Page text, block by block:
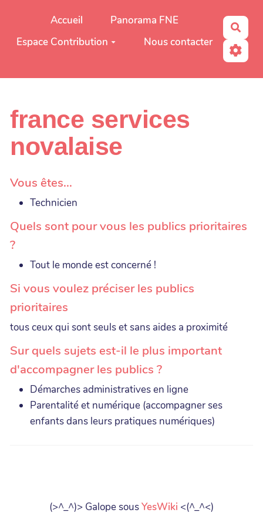
Aller au contenu principal
Accueil
Panorama FNE
Espace Contribution
Nous contacter
france services
novalaise
Vous êtes...
Technicien
Quels sont pour vous les publics prioritaires
?
Tout le monde est concerné !
Si vous voulez préciser les publics
prioritaires
tous ceux qui sont seuls et sans aides a proximité
Sur quels sujets est-il le plus important
d'accompagner les publics ?
Démarches administratives en ligne
Parentalité et numérique (accompagner ses
enfants dans leurs pratiques numériques)
(>^_^)> Galope sousYesWiki <(^_^<)